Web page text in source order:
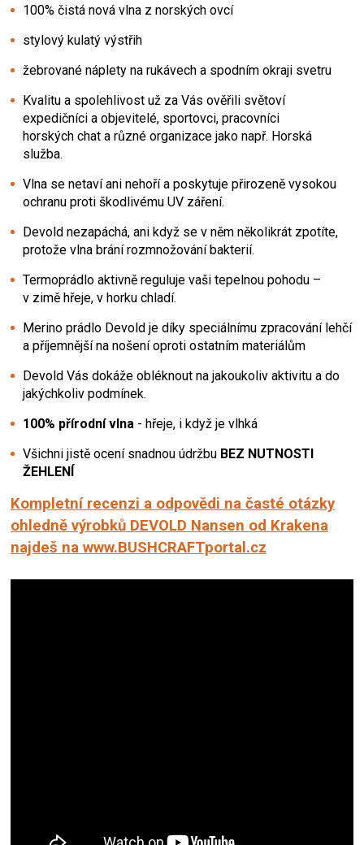
100% čistá nová vlna z norských ovcí
stylový kulatý výstřih
žebrované náplety na rukávech a spodním okraji svetru
Kvalitu a spolehlivost už za Vás ověřili světoví
expedičníci a objevitelé, sportovci, pracovníci
horských chat a různé organizace jako např. Horská
služba.
Vlna se netaví ani nehoří a poskytuje přirozeně vysokou
ochranu proti škodlivému UV záření.
Devold nezapáchá, ani když se v něm několikrát zpotíte,
protože vlna brání rozmnožování bakterií.
Termoprádlo aktivně reguluje vaši tepelnou pohodu –
v zimě hřeje, v horku chladí.
Merino prádlo Devold je díky speciálnímu zpracování lehčí
a příjemnější na nošení oproti ostatním materiálům
Devold Vás dokáže obléknout na jakoukoliv aktivitu a do
jakýchkoliv podmínek.
100% přírodní vlna - hřeje, i když je vlhká
Všichni jistě ocení snadnou údržbu BEZ NUTNOSTI
ŽEHLENÍ
Kompletní recenzi a odpovědi na časté otázky
ohledně výrobků DEVOLD Nansen od Krakena
najdeš na www.BUSHCRAFTportal.cz